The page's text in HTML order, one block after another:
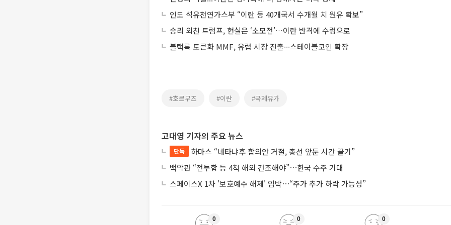
인도 석유천연가스부 “이란 등 40개국서 수개월 치 원유 확보”
승리 외친 트럼프, 현실은 ‘소모전’…이란 반격에 수렁으로
블랙록 토큰화 MMF, 유럽 시장 진출∙∙∙스테이블코인 확장
#호르무즈 #이란 #국제유가
고대영 기자의 주요 뉴스
단독
하마스 “네타냐후 합의안 거절, 총선 앞둔 시간 끌기”
백악관 “전투함 등 4척 해외 건조해야”⋯한국 수주 기대
스페이스X 1차 '보호예수 해제' 임박⋯“주가 추가 하락 가능성”
0 0 0